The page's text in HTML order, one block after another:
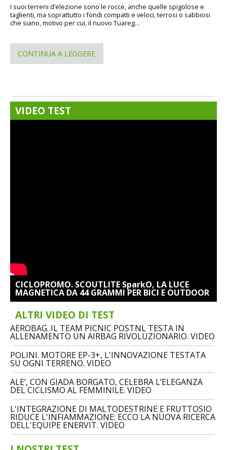
I suoi terreni d’elezione sono le rocce, anche quelle spigolose e
taglienti, ma soprattutto i fondi compatti e veloci, terrosi o sabbiosi
che siano, motivo per cui, il nuovo Tuareg...
CONTINUA A LEGGERE
VIDEO TEST
CICLOPROMO. SCOUTLITE SparkO, LA LUCE
MAGNETICA DA 44 GRAMMI PER BICI E OUTDOOR
ALTRI VIDEO DI TEST
AEROBAG. IL TEAM PICNIC POSTNL TESTA IN
ALLENAMENTO UN AIRBAG RIVOLUZIONARIO. VIDEO
POLINI. MOTORE EP-3+, L'INNOVAZIONE TESTATA
SU OGNI TERRENO. VIDEO
ALE’, CON GIADA BORGATO, CELEBRA L’ELEGANZA
DEL CICLISMO AL FEMMINILE. VIDEO
L'INTEGRAZIONE DI MALTODESTRINE E FRUTTOSIO
RIDUCE L'INFIAMMAZIONE: ECCO LA NUOVA RICERCA
DELL'EQUIPE ENERVIT. VIDEO